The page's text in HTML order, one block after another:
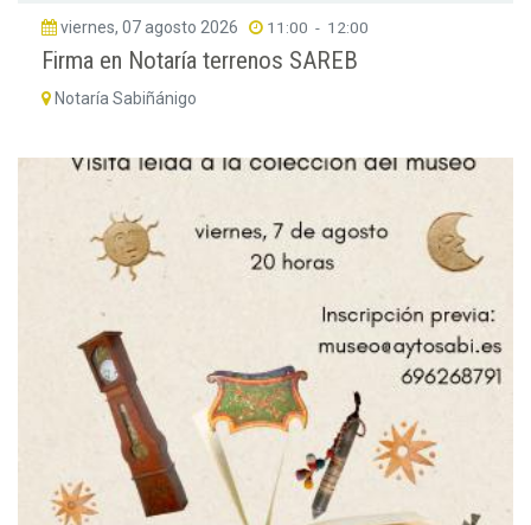
viernes, 07 agosto 2026 11:00 - 12:00
Firma en Notaría terrenos SAREB
Notaría Sabiñánigo